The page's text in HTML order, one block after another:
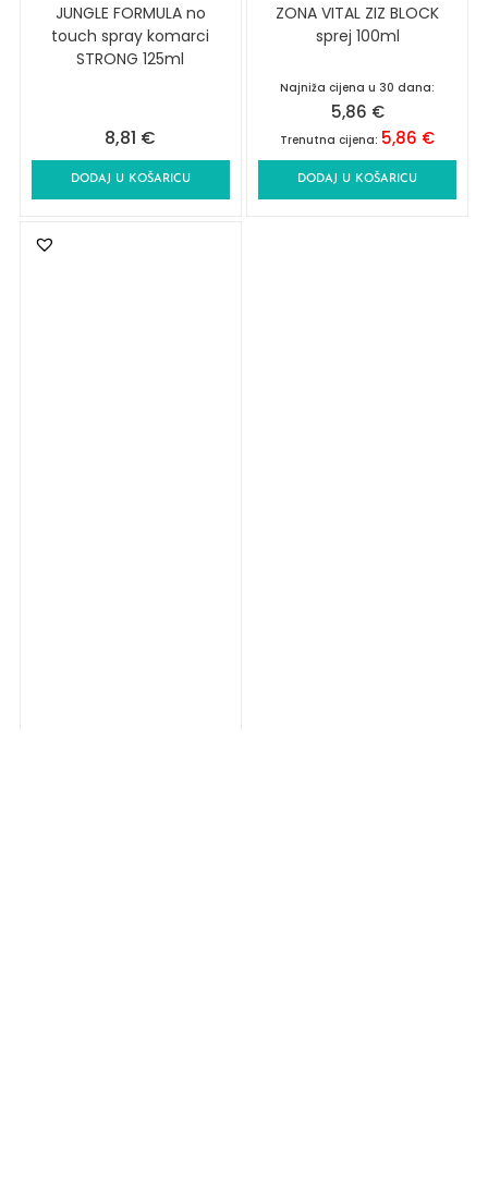
JUNGLE FORMULA no
touch spray komarci
STRONG 125ml
8,81 €
DODAJ U KOŠARICU
ZONA VITAL ZIZ BLOCK
sprej 100ml
Najniža cijena u 30 dana:
5,86 €
Trenutna cijena: 5,86 €
DODAJ U KOŠARICU